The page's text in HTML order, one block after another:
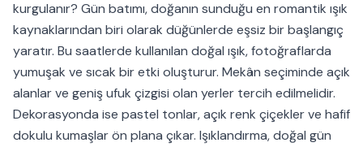
kurgulanır? Gün batımı, doğanın sunduğu en romantik ışık
kaynaklarından biri olarak düğünlerde eşsiz bir başlangıç
yaratır. Bu saatlerde kullanılan doğal ışık, fotoğraflarda
yumuşak ve sıcak bir etki oluşturur. Mekân seçiminde açık
alanlar ve geniş ufuk çizgisi olan yerler tercih edilmelidir.
Dekorasyonda ise pastel tonlar, açık renk çiçekler ve hafif
dokulu kumaşlar ön plana çıkar. Işıklandırma, doğal gün